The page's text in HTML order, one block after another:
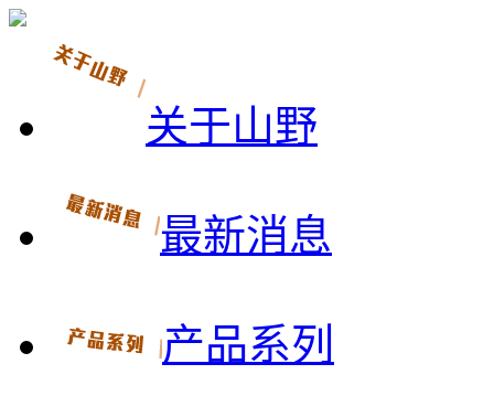
关于山野
最新消息
产品系列